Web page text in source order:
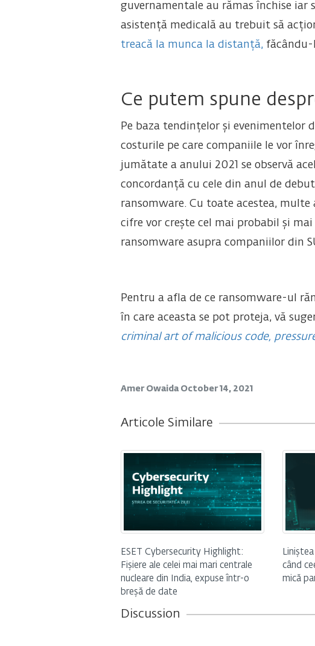
guvernamentale au rămas închise
asistență medicală au trebuit să
treacă la munca la distanță,făcându-
Ce putem spune
Pe baza tendințelor și evenimentelor
costurile pe care companiile le vor
jumătate a anului 2021 se observă
concordanță cu cele din anul de
ransomware. Cu toate acestea,
cifre vor crește cel mai probabil și
ransomware asupra companiilor din
Pentru a afla de ce ransomware-ul
în care aceasta se pot proteja, vă
criminal art of malicious code,
Amer Owaida October 14, 2021
Articole Similare
ESET Cybersecurity Highlight:
Fișiere ale celei mai mari centrale
nucleare din India, expuse într-o
breșă de date
când
mică
Discussion